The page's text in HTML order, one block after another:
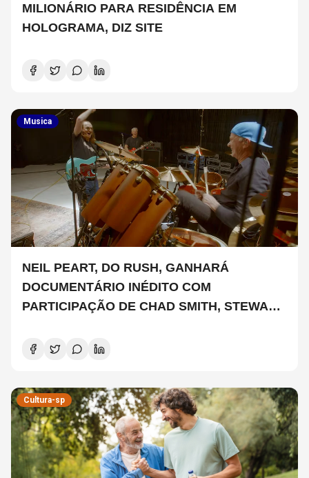
MILIONÁRIO PARA RESIDÊNCIA EM
HOLOGRAMA, DIZ SITE
Musica
NEIL PEART, DO RUSH, GANHARÁ
DOCUMENTÁRIO INÉDITO COM
PARTICIPAÇÃO DE CHAD SMITH, STEWART
Cultura-sp